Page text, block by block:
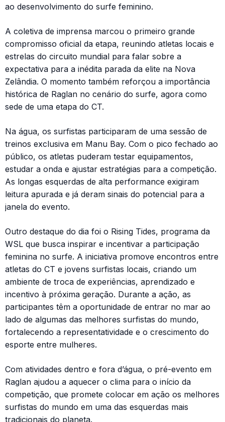
ao desenvolvimento do surfe feminino.
A coletiva de imprensa marcou o primeiro grande
compromisso oficial da etapa, reunindo atletas locais e
estrelas do circuito mundial para falar sobre a
expectativa para a inédita parada da elite na Nova
Zelândia. O momento também reforçou a importância
histórica de Raglan no cenário do surfe, agora como
sede de uma etapa do CT.
Na água, os surfistas participaram de uma sessão de
treinos exclusiva em Manu Bay. Com o pico fechado ao
público, os atletas puderam testar equipamentos,
estudar a onda e ajustar estratégias para a competição.
As longas esquerdas de alta performance exigiram
leitura apurada e já deram sinais do potencial para a
janela do evento.
Outro destaque do dia foi o Rising Tides, programa da
WSL que busca inspirar e incentivar a participação
feminina no surfe. A iniciativa promove encontros entre
atletas do CT e jovens surfistas locais, criando um
ambiente de troca de experiências, aprendizado e
incentivo à próxima geração. Durante a ação, as
participantes têm a oportunidade de entrar no mar ao
lado de algumas das melhores surfistas do mundo,
fortalecendo a representatividade e o crescimento do
esporte entre mulheres.
Com atividades dentro e fora d’água, o pré-evento em
Raglan ajudou a aquecer o clima para o início da
competição, que promete colocar em ação os melhores
surfistas do mundo em uma das esquerdas mais
tradicionais do planeta.